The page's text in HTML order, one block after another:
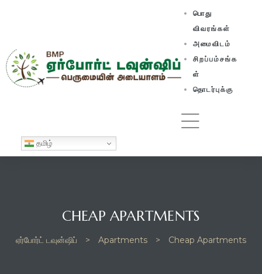
பொது
விவரங்கள்
அமைவிடம்
சிறப்பம்சங்க
ள்
தொடர்புக்கு
தமிழ்
CHEAP APARTMENTS
ஏர்போர்ட் டவுன்ஷிப் > Apartments > Cheap Apartments